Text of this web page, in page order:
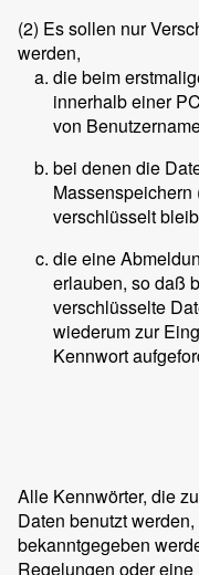
(2) Es sollen nur
werden,
die beim
innerhalb einer
von
bei denen die
Massenspeichern
verschlüsselt
die eine
erlauben, so daß
verschlüsselte
wiederum zur
Kennwort
Alle Kennwörter, die
Daten benutzt
bekanntgegeben
Regelungen oder